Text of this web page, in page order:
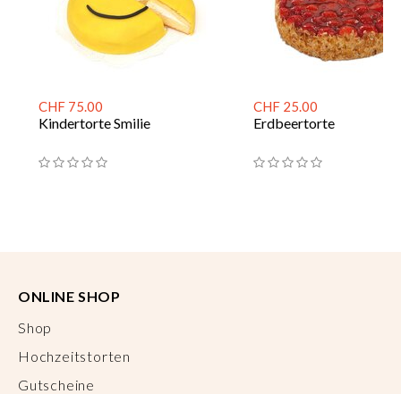
CHF 75.00
Kindertorte Smilie
CHF 25.00
Erdbeertorte
ONLINE SHOP
Shop
Hochzeitstorten
Gutscheine